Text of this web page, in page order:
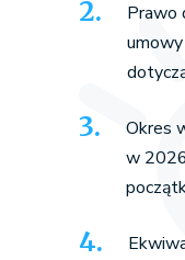
Prawo
Okres
w